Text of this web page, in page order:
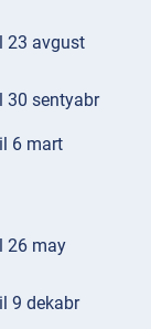
23 avgust
30 sentyabr
6 mart
26 may
9 dekabr